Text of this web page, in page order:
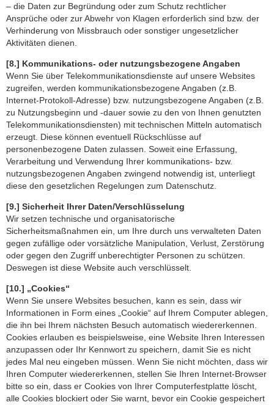
– die Daten zur Begründung oder zum Schutz rechtlicher
Ansprüche oder zur Abwehr von Klagen erforderlich sind bzw. der
Verhinderung von Missbrauch oder sonstiger ungesetzlicher
Aktivitäten dienen.
[8.] Kommunikations- oder nutzungsbezogene Angaben
Wenn Sie über Telekommunikationsdienste auf unsere Websites
zugreifen, werden kommunikationsbezogene Angaben (z.B.
Internet-Protokoll-Adresse) bzw. nutzungsbezogene Angaben (z.B.
zu Nutzungsbeginn und -dauer sowie zu den von Ihnen genutzten
Telekommunikationsdiensten) mit technischen Mitteln automatisch
erzeugt. Diese können eventuell Rückschlüsse auf
personenbezogene Daten zulassen. Soweit eine Erfassung,
Verarbeitung und Verwendung Ihrer kommunikations- bzw.
nutzungsbezogenen Angaben zwingend notwendig ist, unterliegt
diese den gesetzlichen Regelungen zum Datenschutz.
[9.] Sicherheit Ihrer Daten/Verschlüsselung
Wir setzen technische und organisatorische
Sicherheitsmaßnahmen ein, um Ihre durch uns verwalteten Daten
gegen zufällige oder vorsätzliche Manipulation, Verlust, Zerstörung
oder gegen den Zugriff unberechtigter Personen zu schützen.
Deswegen ist diese Website auch verschlüsselt.
[10.] „Cookies“
Wenn Sie unsere Websites besuchen, kann es sein, dass wir
Informationen in Form eines „Cookie“ auf Ihrem Computer ablegen,
die ihn bei Ihrem nächsten Besuch automatisch wiedererkennen.
Cookies erlauben es beispielsweise, eine Website Ihren Interessen
anzupassen oder Ihr Kennwort zu speichern, damit Sie es nicht
jedes Mal neu eingeben müssen. Wenn Sie nicht möchten, dass wir
Ihren Computer wiedererkennen, stellen Sie Ihren Internet-Browser
bitte so ein, dass er Cookies von Ihrer Computerfestplatte löscht,
alle Cookies blockiert oder Sie warnt, bevor ein Cookie gespeichert